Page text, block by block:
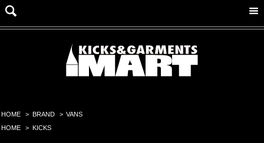
HOME > BRAND > VANS
HOME
> KICKS